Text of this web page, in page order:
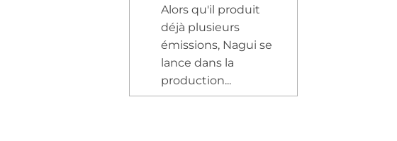
Alors qu'il produit
déjà plusieurs
émissions, Nagui se
lance dans la
production...